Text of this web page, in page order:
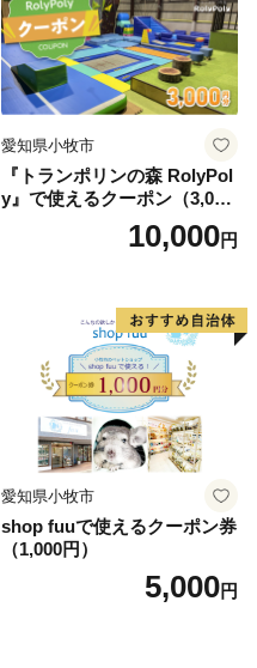
愛知県小牧市
『トランポリンの森 RolyPol
y』で使えるクーポン（3,000
10,000円
愛知県小牧市
shop fuuで使えるクーポン券
（1,000円）
5,000円